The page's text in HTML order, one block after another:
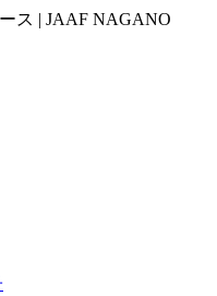
ス | JAAF NAGANO